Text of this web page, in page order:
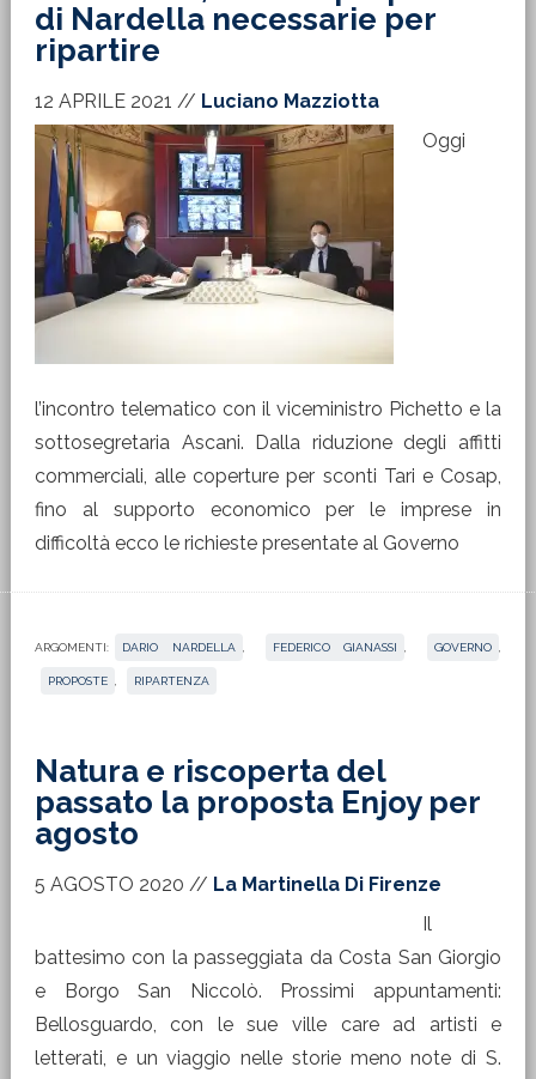
di Nardella necessarie per
ripartire
12 APRILE 2021 // Luciano Mazziotta
Oggi
l’incontro telematico con il viceministro Pichetto e la
sottosegretaria Ascani. Dalla riduzione degli affitti
commerciali, alle coperture per sconti Tari e Cosap,
fino al supporto economico per le imprese in
difficoltà ecco le richieste presentate al Governo
ARGOMENTI: DARIO NARDELLA FEDERICO GIANASSI GOVERNO
PROPOSTE RIPARTENZA
Natura e riscoperta del
passato la proposta Enjoy per
agosto
5 AGOSTO 2020 // La Martinella Di Firenze
Il
battesimo con la passeggiata da Costa San Giorgio
e Borgo San Niccolò. Prossimi appuntamenti:
Bellosguardo, con le sue ville care ad artisti e
letterati, e un viaggio nelle storie meno note di S.